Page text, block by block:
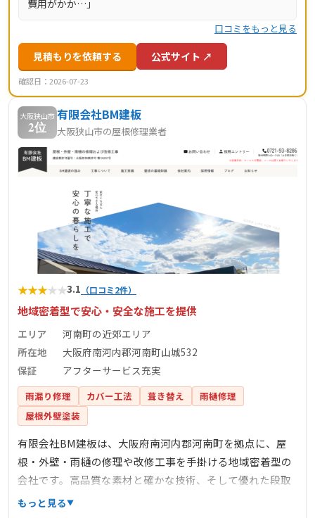
費用がかか…」
口コミをもっと見る
見積もりを依頼する 公式サイト ↗
確認日：2026-07-23
大阪狭山市
2位
有限会社BM建板
大阪狭山市の屋根修理業者
★★★★★3.1 （口コミ2件）
地域密着型で安心・安全な施工を提供
エリア
河南町の近郊エリア
所在地
大阪府南河内郡河南町山城532
保証
アフターサービス充実
雨漏り修理 カバー工法 葺き替え
雨樋修理
屋根外壁塗装
有限会社BM建板は、大阪府南河内郡河南町を拠点に、屋
根・外壁・雨樋の修理や改修工事を手掛ける地域密着型の
会社です。高品質な素材と確かな技術、そして優れた段取
り力で、安心・安全な施工を提供しています。近隣への配
もっと見る